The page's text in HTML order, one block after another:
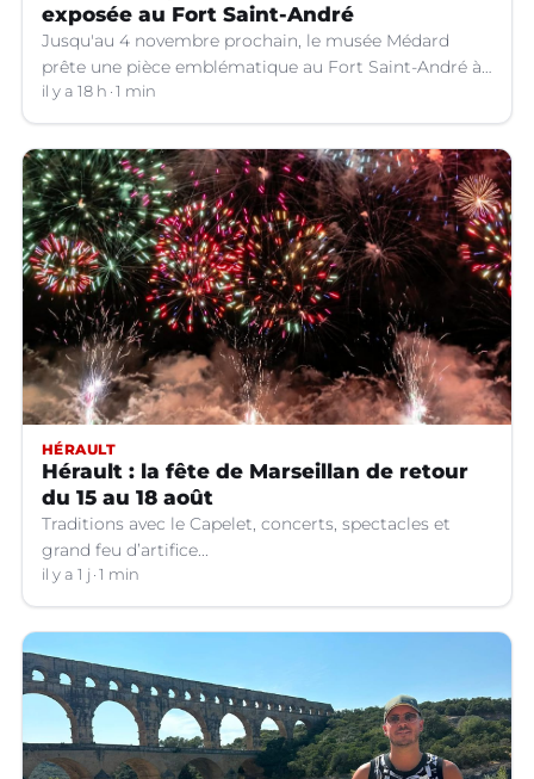
exposée au Fort Saint-André
Jusqu'au 4 novembre prochain, le musée Médard
prête une pièce emblématique au Fort Saint-André à
Villeneuve-lez-Avignon (Gard).
il y a 18 h 1 min
HÉRAULT
Hérault : la fête de Marseillan de retour
du 15 au 18 août
Traditions avec le Capelet, concerts, spectacles et
grand feu d’artifice...
il y a 1 j 1 min